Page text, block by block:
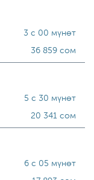
3 с 00 мүнөт
36 859 сом
5 с 30 мүнөт
20 341 сом
6 с 05 мүнөт